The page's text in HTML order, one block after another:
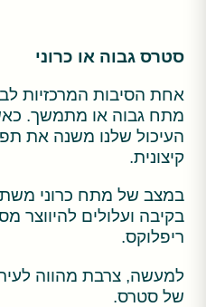
סטרס גבוה או כרוני
אחת הסיבות המרכזיות
מתח גבוה או מתמשך.
העיכול שלנו משנה את
קיצונית.
במצב של מתח כרוני
בקיבה ועלולים להיווצר
ריפלוקס.
למעשה, צרבת מהווה
של סטרס.